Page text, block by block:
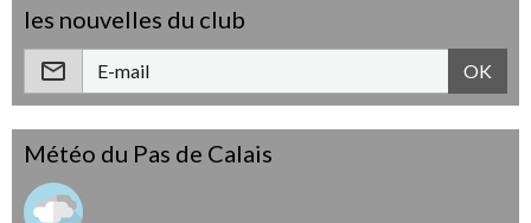
les nouvelles du club
OK
Météo du Pas de Calais